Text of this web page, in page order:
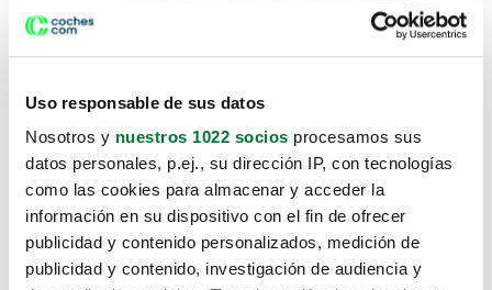
Uso responsable de sus datos
Nosotros y nuestros 1022 socios procesamos sus
datos personales, p.ej., su dirección IP, con tecnologías
como las cookies para almacenar y acceder la
información en su dispositivo con el fin de ofrecer
publicidad y contenido personalizados, medición de
publicidad y contenido, investigación de audiencia y
Lo sentimos, no sabemos como
te hemos traido hasta aquí.